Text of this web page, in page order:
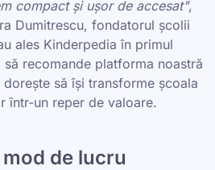
compact și ușor de accesat",
Dumitrescu, fondatorul școlii
ales Kinderpedia în primul
recomande platforma noastră
să își transforme școala
într-un reper de valoare.
de lucru